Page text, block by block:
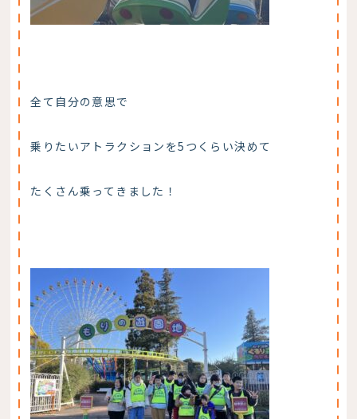
全て自分の意思で
乗りたいアトラクションを5つくらい決めて
たくさん乗ってきました！